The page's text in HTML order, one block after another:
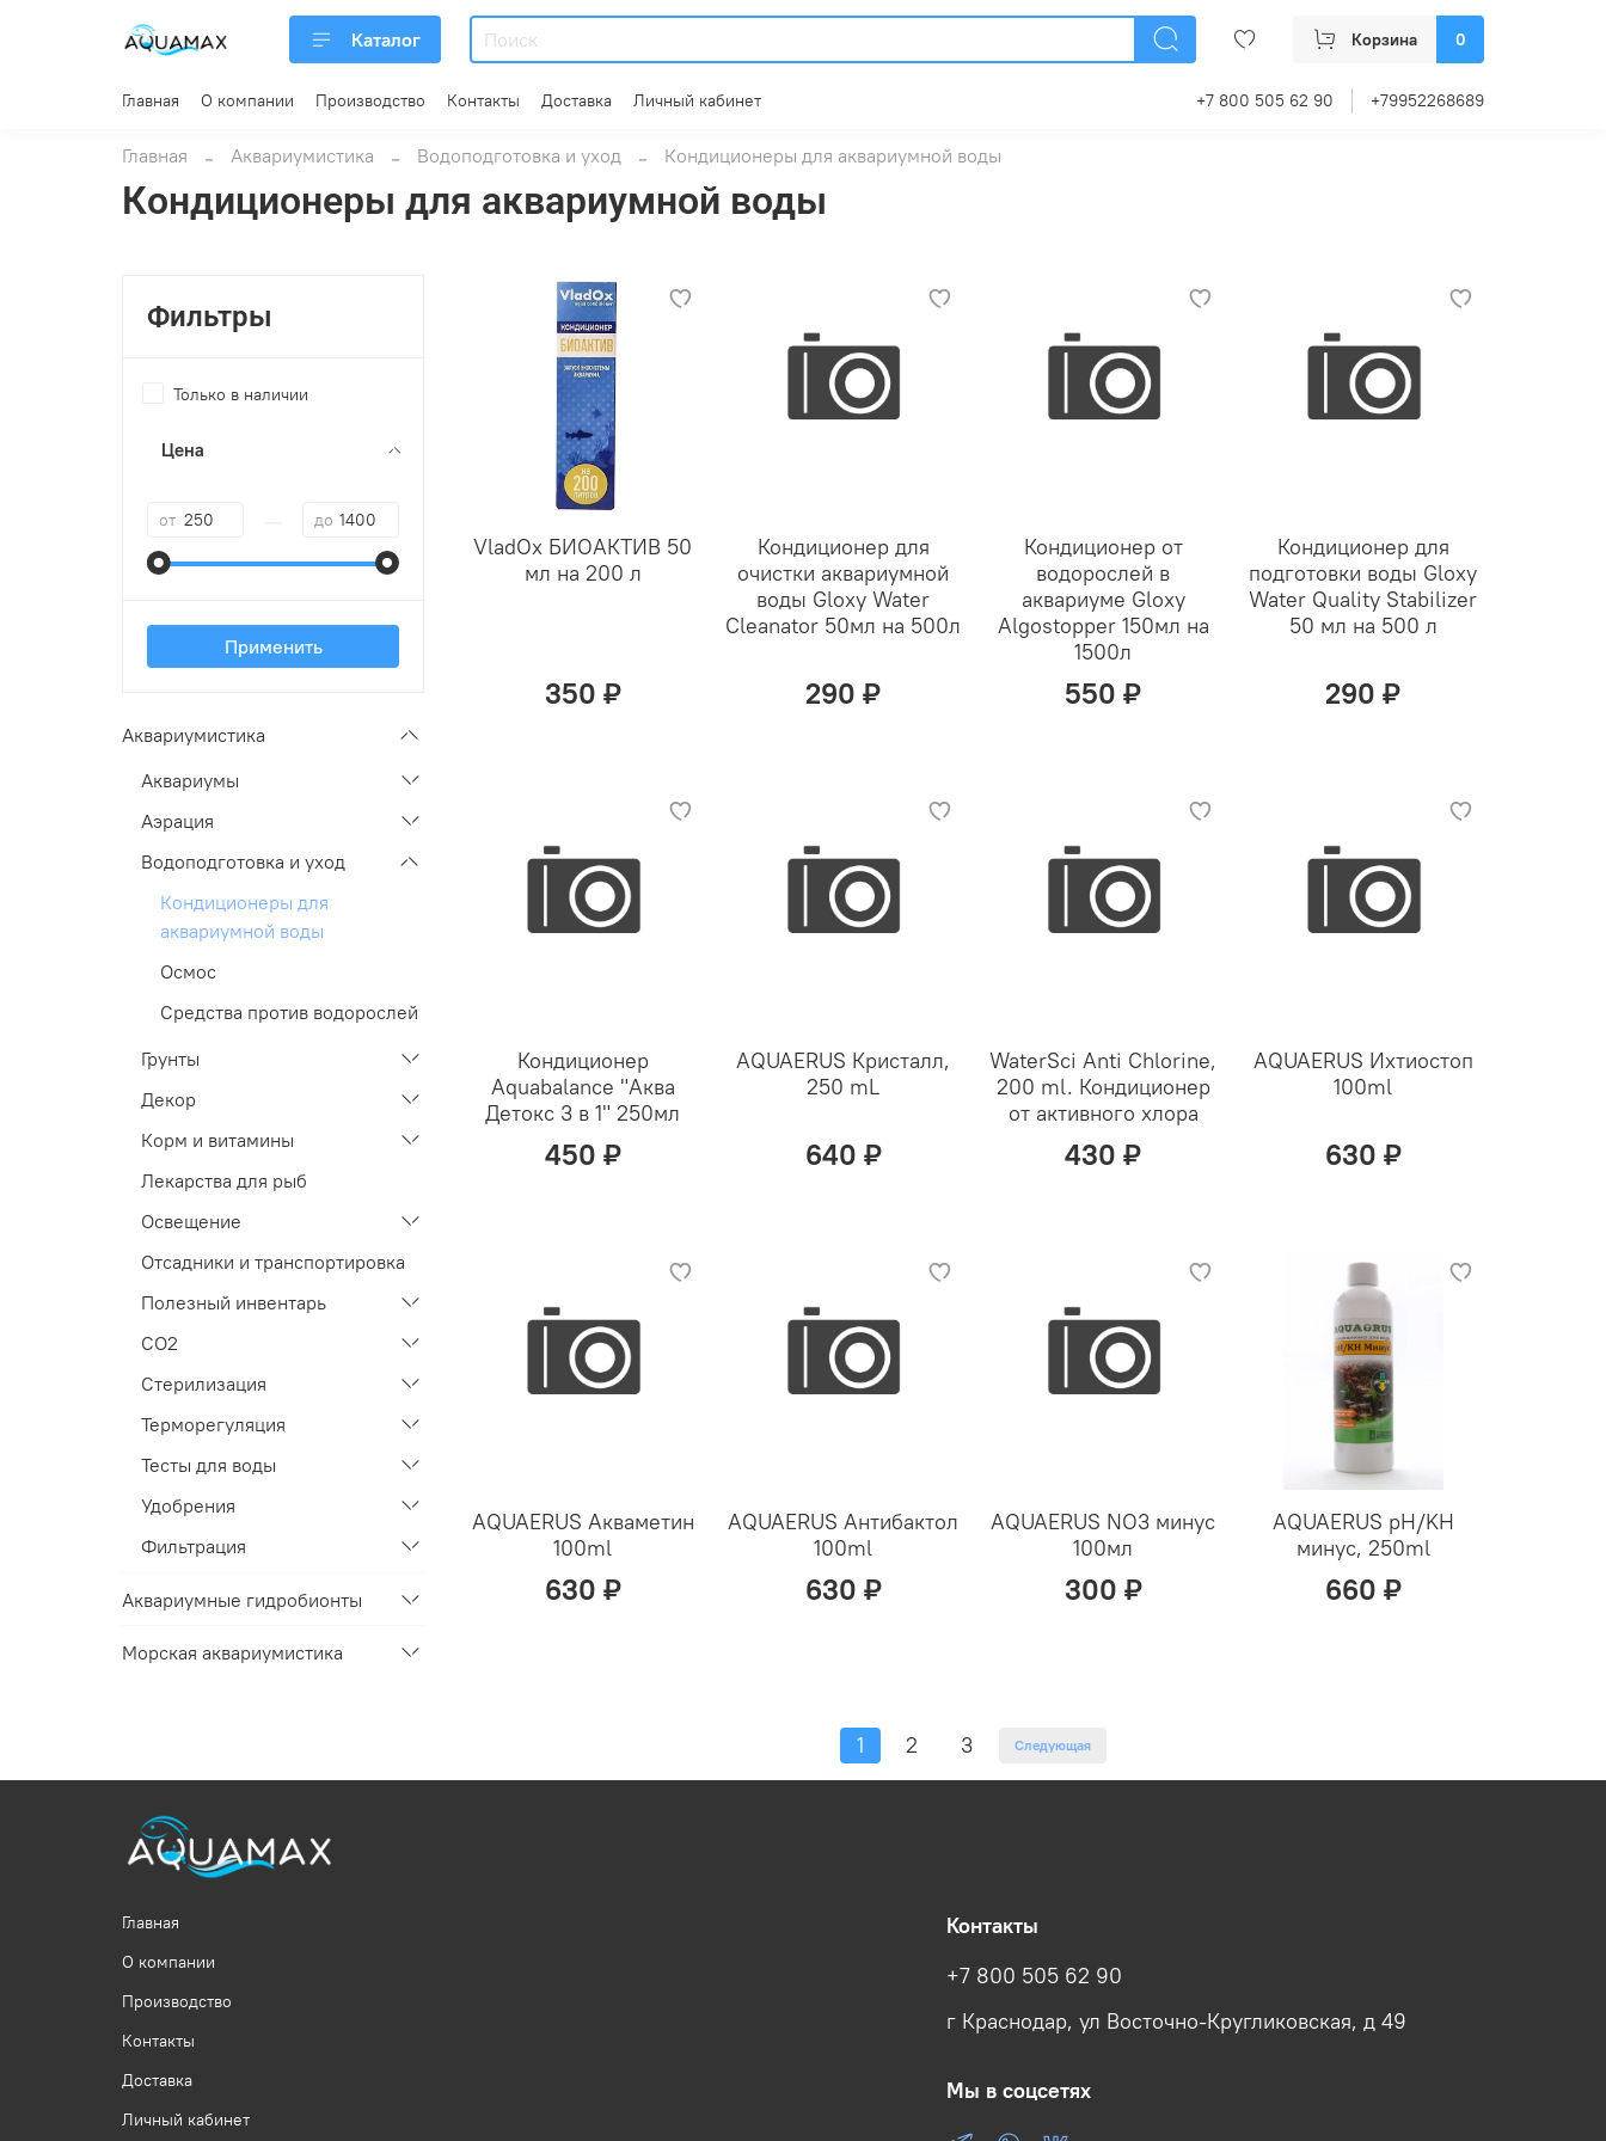
Каталог Корзина 0
Главная О компании Производство Контакты Доставка Личный кабинет +7 800 505 62 90 +79952268689
Главная Аквариумистика Водоподготовка и уход Кондиционеры для аквариумной воды
Кондиционеры для аквариумной воды
VladOx БИОАКТИВ 50
мл на 200 л
350 ₽
Кондиционер для
очистки аквариумной
воды Gloxy Water
Cleanator 50мл на 500л
290 ₽
Кондиционер от
водорослей в
аквариуме Gloxy
Algostopper 150мл на
1500л
550 ₽
Кондиционер для
подготовки воды Gloxy
Water Quality Stabilizer
50 мл на 500 л
290 ₽
Кондиционер
Aquabalance "Аква
Детокс 3 в 1" 250мл
450 ₽
AQUAERUS Кристалл,
250 mL
640 ₽
WaterSci Anti Chlorine,
200 ml. Кондиционер
от активного хлора
430 ₽
AQUAERUS Ихтиостоп
100ml
630 ₽
AQUAERUS Акваметин
100ml
630 ₽
AQUAERUS Антибактол
100ml
630 ₽
AQUAERUS NO3 минус
100мл
300 ₽
AQUAERUS pH/KH
минус, 250ml
660 ₽
1 2 3 Следующая
Фильтры
Только в наличии
Цена
от до
Применить
Аквариумистика
Аквариумы
Аэрация
Водоподготовка и уход
Кондиционеры для
аквариумной воды
Осмос
Средства против водорослей
Грунты
Декор
Корм и витамины
Лекарства для рыб
Освещение
Отсадники и транспортировка
Полезный инвентарь
СО2
Стерилизация
Терморегуляция
Тесты для воды
Удобрения
Фильтрация
Аквариумные гидробионты
Морская аквариумистика
Главная
О компании
Производство
Контакты
Доставка
Личный кабинет
Контакты
+7 800 505 62 90
г Краснодар, ул Восточно-Кругликовская, д 49
Мы в соцсетях